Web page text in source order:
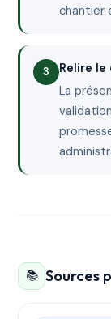
chantier
Relire
La
📚 Sources